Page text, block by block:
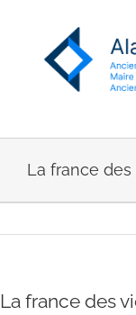
La france
La france des